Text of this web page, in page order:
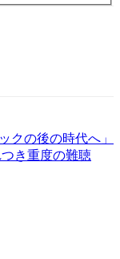
クの後の時代へ」
き重度の難聴